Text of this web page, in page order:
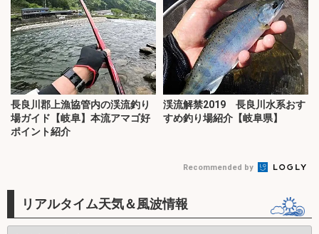
長良川郡上漁協管内の渓流釣り
場ガイド【岐阜】本流アマゴ好
ポイント紹介
渓流解禁2019 長良川水系おす
すめ釣り場紹介【岐阜県】
Recommended by
リアルタイム天気＆風波情報